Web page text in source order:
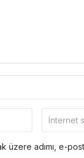
üzere adımı, e-